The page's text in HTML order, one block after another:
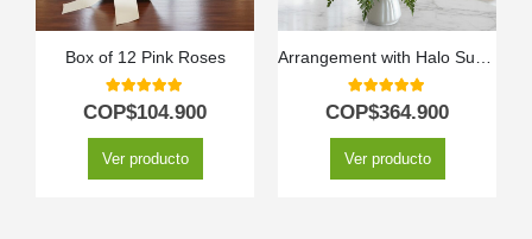
Box of 12 Pink Roses
5.00out of 5
COP$104.900
Ver producto
Arrangement with Halo Sunflowers
5.00out of 5
COP$364.900
Ver producto